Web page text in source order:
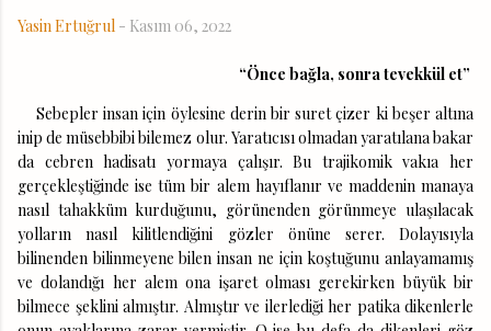
Yasin Ertuğrul - Kasım 06, 2022
“Önce bağla, sonra tevekkül et”
Sebepler insan için öylesine derin bir suret çizer ki beşer altına
inip de müsebbibi bilemez olur. Yaratıcısı olmadan yaratılana bakar
da cebren hadisatı yormaya çalışır. Bu trajikomik vakıa her
gerçekleştiğinde ise tüm bir alem hayıflanır ve maddenin manaya
nasıl tahakküm kurduğunu, görünenden görünmeye ulaşılacak
yolların nasıl kilitlendiğini gözler önüne serer. Dolayısıyla
bilinenden bilinmeyene bilen insan ne için koştuğunu anlayamamış
ve dolandığı her alem ona işaret olması gerekirken büyük bir
bilmece şeklini almıştır. Almıştır ve ilerlediği her patika dikenlerle